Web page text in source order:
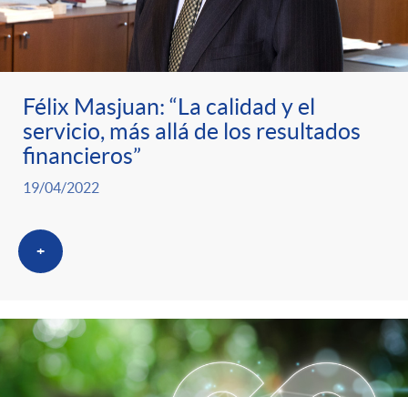
Félix Masjuan: “La calidad y el
servicio, más allá de los resultados
financieros”
19/04/2022
+